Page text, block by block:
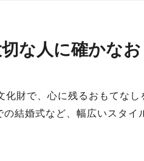
な人に確かな
財で、心に残るおもてなし
結婚式など、幅広いスタイ